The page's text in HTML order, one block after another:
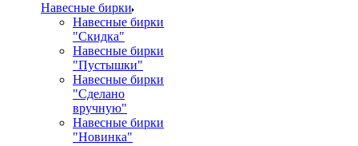
Навесные бирки
Навесные бирки
"Скидка"
Навесные бирки
"Пустышки"
Навесные бирки
"Сделано
вручную"
Навесные бирки
"Новинка"